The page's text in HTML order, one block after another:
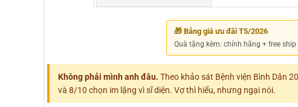
🎁 Bảng giá ưu đãi T5/2026
Quà tặng kèm: chính hãng + free ship
Không phải mình anh đâu. Theo khảo sát Bệnh viện Bình Dân
và 8/10 chọn im lặng vì sĩ diện. Vợ thì hiểu, nhưng ngại nói.